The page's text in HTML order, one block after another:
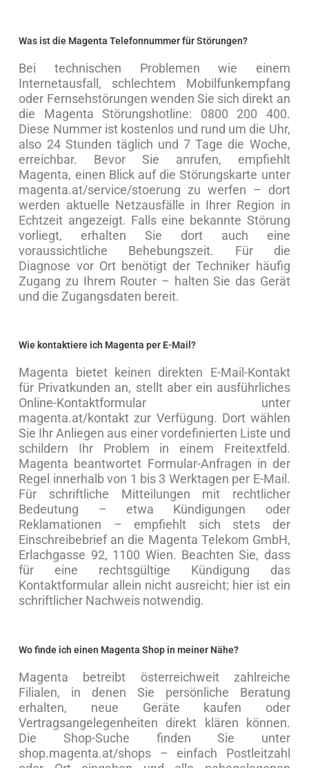
Was ist die Magenta Telefonnummer für Störungen?
Bei technischen Problemen wie einem
Internetausfall, schlechtem Mobilfunkempfang
oder Fernsehstörungen wenden Sie sich direkt an
die Magenta Störungshotline: 0800 200 400.
Diese Nummer ist kostenlos und rund um die Uhr,
also 24 Stunden täglich und 7 Tage die Woche,
erreichbar. Bevor Sie anrufen, empfiehlt
Magenta, einen Blick auf die Störungskarte unter
magenta.at/service/stoerung zu werfen – dort
werden aktuelle Netzausfälle in Ihrer Region in
Echtzeit angezeigt. Falls eine bekannte Störung
vorliegt, erhalten Sie dort auch eine
voraussichtliche Behebungszeit. Für die
Diagnose vor Ort benötigt der Techniker häufig
Zugang zu Ihrem Router – halten Sie das Gerät
und die Zugangsdaten bereit.
Wie kontaktiere ich Magenta per E-Mail?
Magenta bietet keinen direkten E-Mail-Kontakt
für Privatkunden an, stellt aber ein ausführliches
Online-Kontaktformular unter
magenta.at/kontakt zur Verfügung. Dort wählen
Sie Ihr Anliegen aus einer vordefinierten Liste und
schildern Ihr Problem in einem Freitextfeld.
Magenta beantwortet Formular-Anfragen in der
Regel innerhalb von 1 bis 3 Werktagen per E-Mail.
Für schriftliche Mitteilungen mit rechtlicher
Bedeutung – etwa Kündigungen oder
Reklamationen – empfiehlt sich stets der
Einschreibebrief an die Magenta Telekom GmbH,
Erlachgasse 92, 1100 Wien. Beachten Sie, dass
für eine rechtsgültige Kündigung das
Kontaktformular allein nicht ausreicht; hier ist ein
schriftlicher Nachweis notwendig.
Wo finde ich einen Magenta Shop in meiner Nähe?
Magenta betreibt österreichweit zahlreiche
Filialen, in denen Sie persönliche Beratung
erhalten, neue Geräte kaufen oder
Vertragsangelegenheiten direkt klären können.
Die Shop-Suche finden Sie unter
shop.magenta.at/shops – einfach Postleitzahl